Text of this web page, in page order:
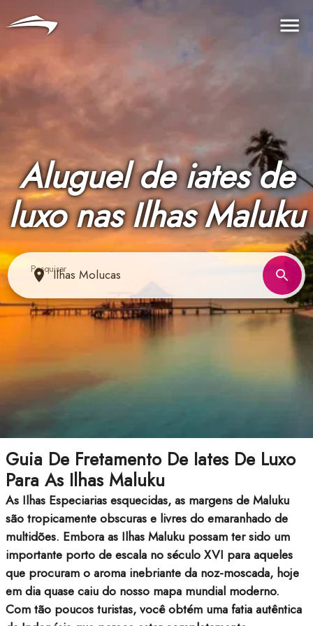
Aluguel de iates de
luxo nas Ilhas Maluku
Pesquisar
Guia De Fretamento De Iates De Luxo
Para As Ilhas Maluku
As Ilhas Especiarias esquecidas, as margens de Maluku
são tropicamente obscuras e livres do emaranhado de
multidões. Embora as Ilhas Maluku possam ter sido um
importante porto de escala no século XVI para aqueles
que procuram o aroma inebriante da noz-moscada, hoje
em dia quase caiu do nosso mapa mundial moderno.
Com tão poucos turistas, você obtém uma fatia autêntica